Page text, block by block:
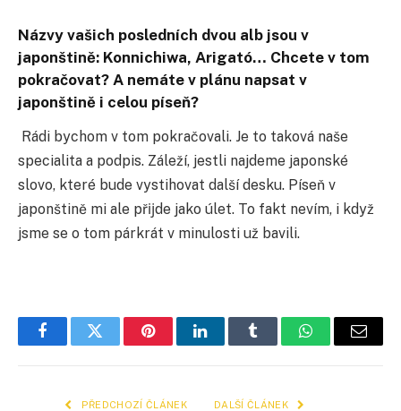
Názvy vašich posledních dvou alb jsou v
japonštině: Konnichiwa, Arigató… Chcete v tom
pokračovat? A nemáte v plánu napsat v
japonštině i celou píseň?
Rádi bychom v tom pokračovali. Je to taková naše
specialita a podpis. Záleží, jestli najdeme japonské
slovo, které bude vystihovat další desku. Píseň v
japonštině mi ale přĳde jako úlet. To fakt nevím, i když
jsme se o tom párkrát v minulosti už bavili.
FacebookTwitter PinterestLinkedInTumblr WhatsApp
E-
PŘEDCHOZÍ ČLÁNEK DALŠÍ ČLÁNEK